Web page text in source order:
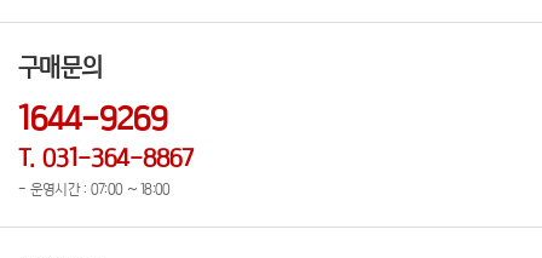
구매문의
1644-9269
T. 031-364-8867
- 운영시간 : 07:00 ~ 18:00